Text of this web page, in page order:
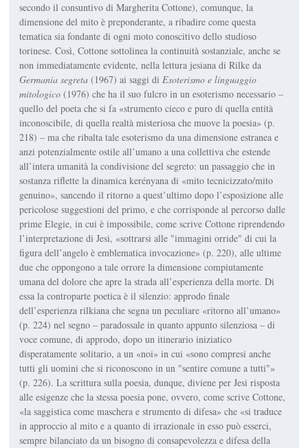
secondo il consuntivo di Margherita Cottone), comunque, la
dimensione del mito è preponderante, a ribadire come questa
tematica sia fondante di ogni moto conoscitivo dello studioso
torinese. Così, Cottone sottolinea la continuità sostanziale, anche se
non immediatamente evidente, nella lettura jesiana di Rilke da
Germania segreta (1967) ai saggi diEsoterismo e linguaggio
mitologico (1976) che ha il suo fulcro in un esoterismo necessario –
quello del poeta che si fa «strumento cieco e puro di quella entità
inconoscibile, di quella realtà misteriosa che muove la poesia» (p.
218) – ma che ribalta tale esoterismo da una dimensione estranea e
anzi potenzialmente ostile all’umano a una collettiva che estende
all’intera umanità la condivisione del segreto: un passaggio che in
sostanza riflette la dinamica kerényana di «mito tecnicizzato/mito
genuino», sancendo il ritorno a quest’ultimo dopo l’esposizione alle
pericolose suggestioni del primo, e che corrisponde al percorso dalle
prime Elegie, in cui è impossibile, come scrive Cottone riprendendo
l’interpretazione di Jesi, «sottrarsi alle "immagini orride" di cui la
figura dell’angelo è emblematica invocazione» (p. 220), alle ultime
due che oppongono a tale orrore la dimensione compiutamente
umana del dolore che apre la strada all’esperienza della morte. Di
essa la controparte poetica è il silenzio: approdo finale
dell’esperienza rilkiana che segna un peculiare «ritorno all’umano»
(p. 224) nel segno – paradossale in quanto appunto silenziosa – di
voce comune, di approdo, dopo un itinerario iniziatico
disperatamente solitario, a un «noi» in cui «sono compresi anche
tutti gli uomini che si riconoscono in un "sentire comune a tutti"»
(p. 226). La scrittura sulla poesia, dunque, diviene per Jesi risposta
alle esigenze che la stessa poesia pone, ovvero, come scrive Cottone,
«la saggistica come maschera e strumento di difesa» che «si traduce
in approccio al mito e a quanto di irrazionale in esso può esserci,
sempre bilanciato da un bisogno di consapevolezza e difesa della